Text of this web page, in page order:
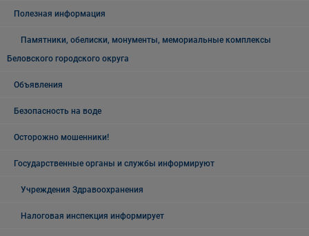
Полезная информация
Памятники, обелиски, монументы, мемориальные комплексы
Беловского городского округа
Объявления
Безопасность на воде
Осторожно мошенники!
Государственные органы и службы информируют
Учреждения Здравоохранения
Налоговая инспекция информирует